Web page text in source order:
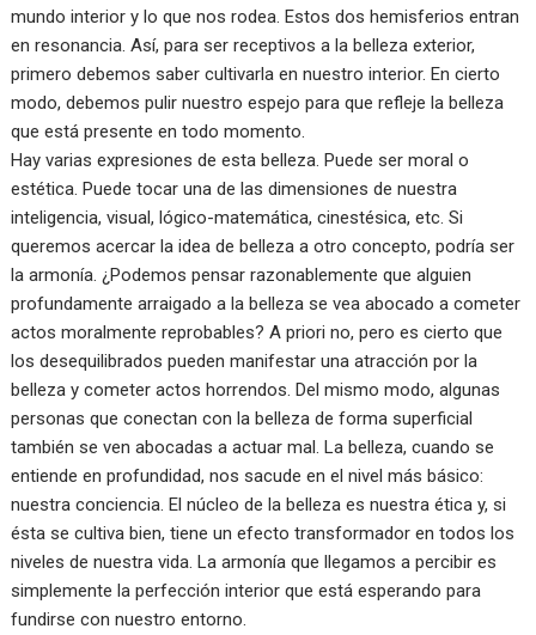
mundo interior y lo que nos rodea. Estos dos hemisferios entran
en resonancia. Así, para ser receptivos a la belleza exterior,
primero debemos saber cultivarla en nuestro interior. En cierto
modo, debemos pulir nuestro espejo para que refleje la belleza
que está presente en todo momento.
Hay varias expresiones de esta belleza. Puede ser moral o
estética. Puede tocar una de las dimensiones de nuestra
inteligencia, visual, lógico-matemática, cinestésica, etc. Si
queremos acercar la idea de belleza a otro concepto, podría ser
la armonía. ¿Podemos pensar razonablemente que alguien
profundamente arraigado a la belleza se vea abocado a cometer
actos moralmente reprobables? A priori no, pero es cierto que
los desequilibrados pueden manifestar una atracción por la
belleza y cometer actos horrendos. Del mismo modo, algunas
personas que conectan con la belleza de forma superficial
también se ven abocadas a actuar mal. La belleza, cuando se
entiende en profundidad, nos sacude en el nivel más básico:
nuestra conciencia. El núcleo de la belleza es nuestra ética y, si
ésta se cultiva bien, tiene un efecto transformador en todos los
niveles de nuestra vida. La armonía que llegamos a percibir es
simplemente la perfección interior que está esperando para
fundirse con nuestro entorno.